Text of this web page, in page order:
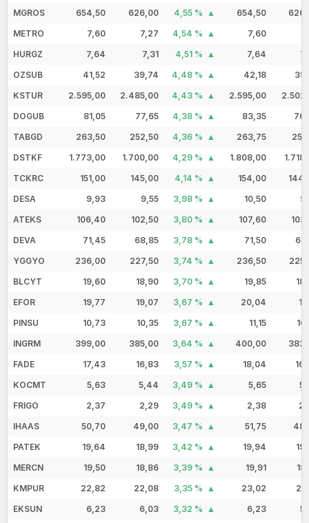
MGROS
654,50 626,00 4,55 % 654,50
METRO
7,60 7,27 4,54 % 7,60
HURGZ
7,64 7,31 4,51 % 7,64
OZSUB
41,52 39,74 4,48 % 42,18
KSTUR
2.595,00 2.485,00 4,43 % 2.595,00
DOGUB
81,05 77,65 4,38 % 83,35
TABGD
263,50 252,50 4,36 % 263,75
DSTKF
1.773,00 1.700,00 4,29 % 1.808,00
TCKRC
151,00 145,00 4,14 % 154,00
DESA
9,93 9,55 3,98 % 10,50
ATEKS
106,40 102,50 3,80 % 107,60
DEVA
71,45 68,85 3,78 % 71,50
YGGYO
236,00 227,50 3,74 % 236,50
BLCYT
19,60 18,90 3,70 % 19,85
EFOR
19,77 19,07 3,67 % 20,04
PINSU
10,73 10,35 3,67 % 11,15
INGRM
399,00 385,00 3,64 % 400,00
FADE
17,43 16,83 3,57 % 18,04
KOCMT
5,63 5,44 3,49 % 5,65
FRIGO
2,37 2,29 3,49 % 2,38
IHAAS
50,70 49,00 3,47 % 51,75
PATEK
19,64 18,99 3,42 % 19,94
MERCN
19,50 18,86 3,39 % 19,91
KMPUR
22,82 22,08 3,35 % 23,02
EKSUN
6,23 6,03 3,32 % 6,23